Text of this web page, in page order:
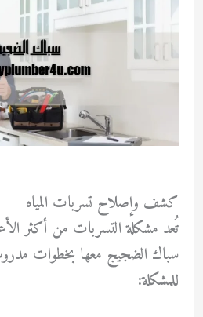
كشف وإصلاح تسربات المياه
تُعد مشكلة التسربات من أكثر
سباك الضجيج معها بخطوات
للمشكلة: